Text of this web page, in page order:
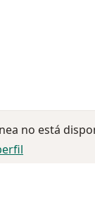
no está